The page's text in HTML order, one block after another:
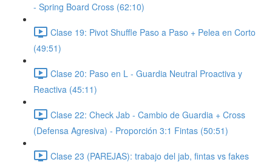
- Spring Board Cross (62:10)
Clase 19: Pivot Shuffle Paso a Paso + Pelea en Corto
(49:51)
Clase 20: Paso en L - Guardia Neutral Proactiva y
Reactiva (45:11)
Clase 22: Check Jab - Cambio de Guardia + Cross
(Defensa Agresiva) - Proporción 3:1 Fintas (50:51)
Clase 23 (PAREJAS): trabajo del jab, fintas vs fakes